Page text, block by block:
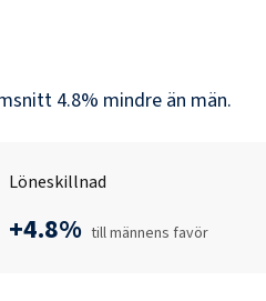
4.8% mindre än män.
Löneskillnad
+4.8% till männens favör